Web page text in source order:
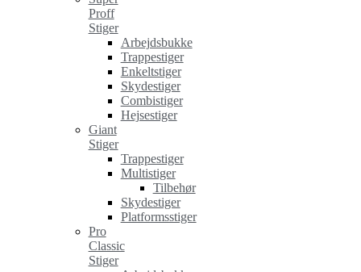
Proff
Stiger
Arbejdsbukke
Trappestiger
Enkeltstiger
Skydestiger
Combistiger
Hejsestiger
Giant
Stiger
Trappestiger
Multistiger
Tilbehør
Skydestiger
Platformsstiger
Pro
Classic
Stiger